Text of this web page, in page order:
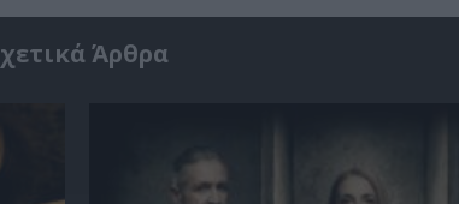
Άρθρα